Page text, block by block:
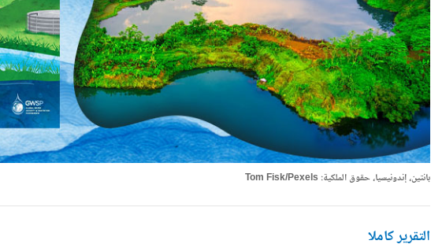
بانتين، إندونيسيا، حقوق الملكية: Tom Fisk/Pexels
التقرير كاملا